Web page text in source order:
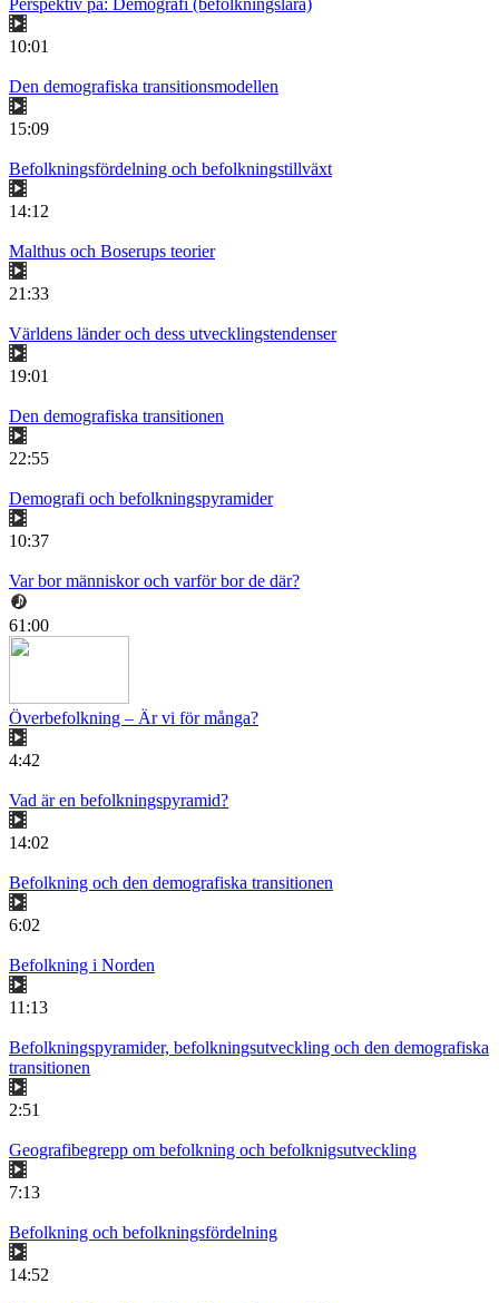
10:01
Den demografiska transitionsmodellen
15:09
Befolkningsfördelning och befolkningstillväxt
14:12
Malthus och Boserups teorier
21:33
Världens länder och dess utvecklingstendenser
19:01
Den demografiska transitionen
22:55
Demografi och befolkningspyramider
10:37
Var bor människor och varför bor de där?
61:00
Överbefolkning – Är vi för många?
4:42
Vad är en befolkningspyramid?
14:02
Befolkning och den demografiska transitionen
6:02
Befolkning i Norden
11:13
Befolkningspyramider, befolkningsutveckling och den demografiska
transitionen
2:51
Geografibegrepp om befolkning och befolknigsutveckling
7:13
Befolkning och befolkningsfördelning
14:52